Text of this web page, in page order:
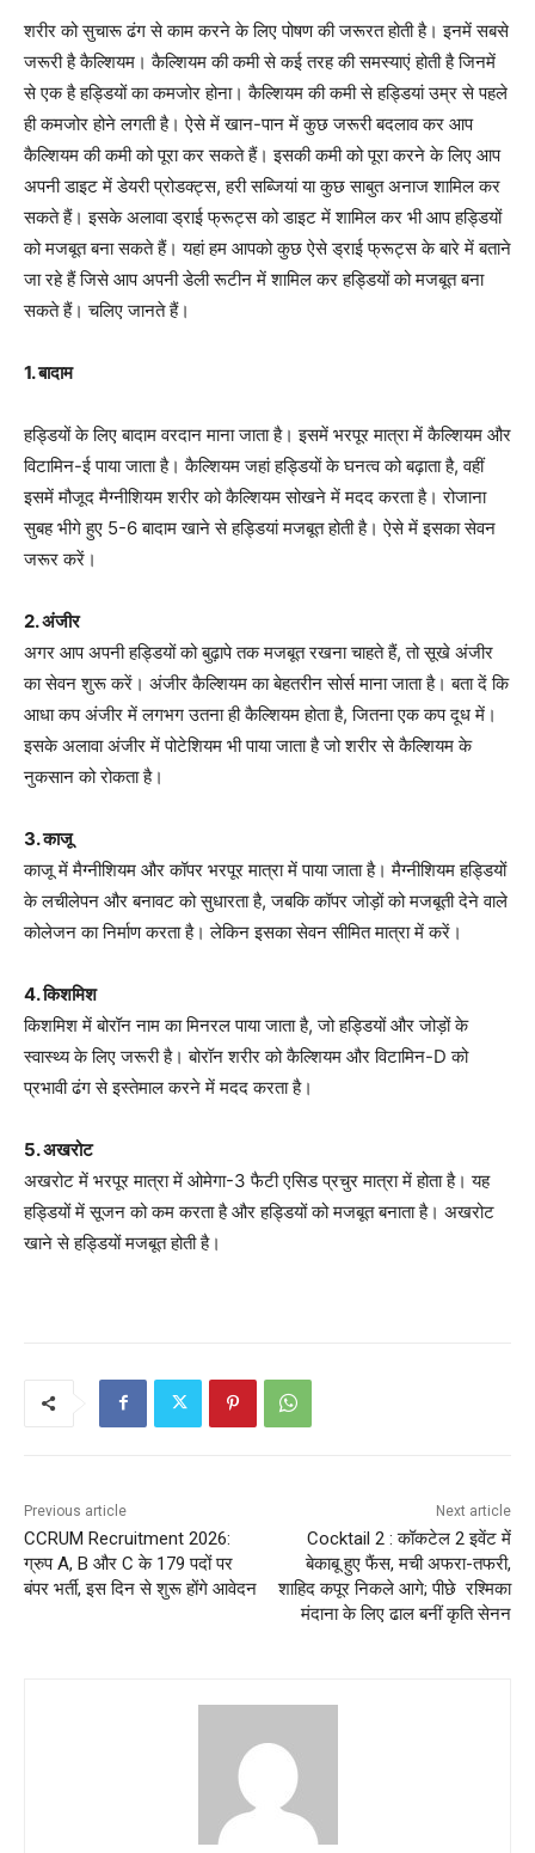
शरीर को सुचारू ढंग से काम करने के लिए पोषण की जरूरत होती है। इनमें सबसे
जरूरी है कैल्शियम। कैल्शियम की कमी से कई तरह की समस्याएं होती है जिनमें
से एक है हड्डियों का कमजोर होना। कैल्शियम की कमी से हड्डियां उम्र से पहले
ही कमजोर होने लगती है। ऐसे में खान-पान में कुछ जरूरी बदलाव कर आप
कैल्शियम की कमी को पूरा कर सकते हैं। इसकी कमी को पूरा करने के लिए आप
अपनी डाइट में डेयरी प्रोडक्ट्स, हरी सब्जियां या कुछ साबुत अनाज शामिल कर
सकते हैं। इसके अलावा ड्राई फ्रूट्स को डाइट में शामिल कर भी आप हड्डियों
को मजबूत बना सकते हैं। यहां हम आपको कुछ ऐसे ड्राई फ्रूट्स के बारे में बताने
जा रहे हैं जिसे आप अपनी डेली रूटीन में शामिल कर हड्डियों को मजबूत बना
सकते हैं। चलिए जानते हैं।
1. बादाम
हड्डियों के लिए बादाम वरदान माना जाता है। इसमें भरपूर मात्रा में कैल्शियम और
विटामिन-ई पाया जाता है। कैल्शियम जहां हड्डियों के घनत्व को बढ़ाता है, वहीं
इसमें मौजूद मैग्नीशियम शरीर को कैल्शियम सोखने में मदद करता है। रोजाना
सुबह भीगे हुए 5-6 बादाम खाने से हड्डियां मजबूत होती है। ऐसे में इसका सेवन
जरूर करें।
2. अंजीर
अगर आप अपनी हड्डियों को बुढ़ापे तक मजबूत रखना चाहते हैं, तो सूखे अंजीर
का सेवन शुरू करें। अंजीर कैल्शियम का बेहतरीन सोर्स माना जाता है। बता दें कि
आधा कप अंजीर में लगभग उतना ही कैल्शियम होता है, जितना एक कप दूध में।
इसके अलावा अंजीर में पोटेशियम भी पाया जाता है जो शरीर से कैल्शियम के
नुकसान को रोकता है।
3. काजू
काजू में मैग्नीशियम और कॉपर भरपूर मात्रा में पाया जाता है। मैग्नीशियम हड्डियों
के लचीलेपन और बनावट को सुधारता है, जबकि कॉपर जोड़ों को मजबूती देने वाले
कोलेजन का निर्माण करता है। लेकिन इसका सेवन सीमित मात्रा में करें।
4. किशमिश
किशमिश में बोरॉन नाम का मिनरल पाया जाता है, जो हड्डियों और जोड़ों के
स्वास्थ्य के लिए जरूरी है। बोरॉन शरीर को कैल्शियम और विटामिन-D को
प्रभावी ढंग से इस्तेमाल करने में मदद करता है।
5. अखरोट
अखरोट में भरपूर मात्रा में ओमेगा-3 फैटी एसिड प्रचुर मात्रा में होता है। यह
हड्डियों में सूजन को कम करता है और हड्डियों को मजबूत बनाता है। अखरोट
खाने से हड्डियों मजबूत होती है।
Previous article
CCRUM Recruitment 2026:
ग्रुप A, B और C के 179 पदों पर
बंपर भर्ती, इस दिन से शुरू होंगे आवेदन
Next article
Cocktail 2 : कॉकटेल 2 इवेंट में
बेकाबू हुए फैंस, मची अफरा-तफरी,
शाहिद कपूर निकले आगे; पीछे रश्मिका
मंदाना के लिए ढाल बनीं कृति सेनन